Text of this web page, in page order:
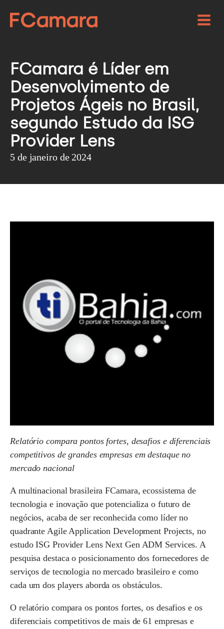
FCamara é Líder em
Desenvolvimento de
Projetos Ágeis no Brasil,
segundo Estudo da ISG
Provider Lens
5 de janeiro de 2024
Relatório compara pontos fortes, desafios e diferenciais
competitivos de grandes empresas em destaque no
mercado nacional
A multinacional brasileira FCamara, ecossistema de
tecnologia e inovação que potencializa o futuro de
negócios, acaba de ser reconhecida como líder no
quadrante Agile Application Development Projects, no
estudo ISG Provider Lens Next Gen ADM Services. A
pesquisa destaca o posicionamento dos fornecedores de
serviços de tecnologia no mercado brasileiro e como
cada um dos players aborda os obstáculos.
O relatório compara os pontos fortes, os desafios e os
diferenciais competitivos de mais de 61 empresas e